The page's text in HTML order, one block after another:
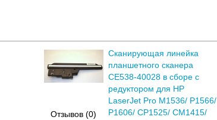
Отзывов (0)
Сканирующая линейка
планшетного сканера
CE538-40028 в сборе с
редуктором для HP
LaserJet Pro M1536/ P1566/
P1606/ CP1525/ CM1415/